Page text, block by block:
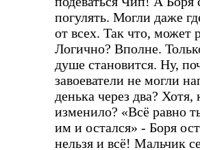
погулять. Могли даже
от всех. Так что, может
Логично? Вполне.
душе становится. Ну,
завоеватели не могли
денька через два?
изменило? «Всё равно
им и остался» - Боря
нельзя и всё! Мальчик